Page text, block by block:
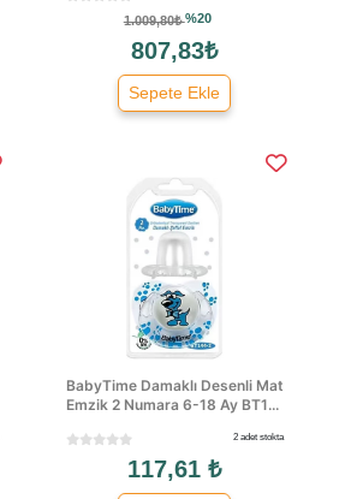
1.009,80₺%20
807,83₺
Sepete Ekle
BabyTime Damaklı Desenli Mat
Emzik 2 Numara 6-18 Ay BT1...
2 adet stokta
117,61 ₺